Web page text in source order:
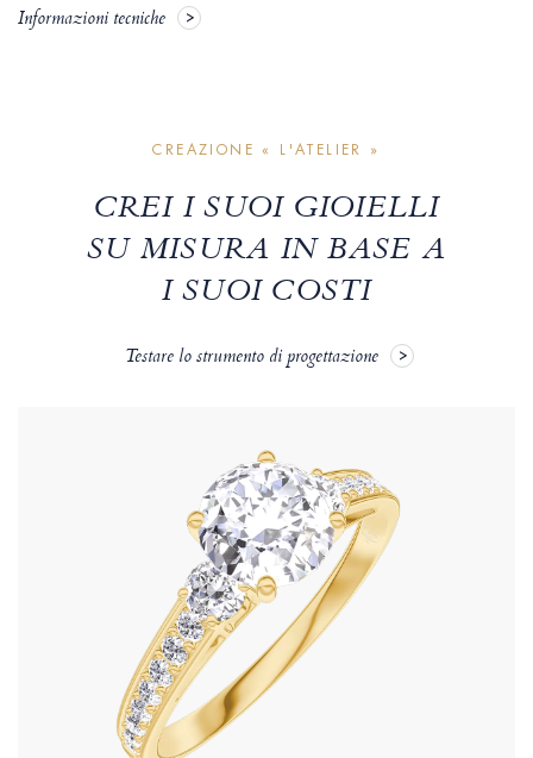
Informazioni tecniche
CREAZIONE « L'ATELIER »
CREI I SUOI GIOIELLI
SU MISURA IN BASE A
I SUOI COSTI
Testare lo strumento di progettazione